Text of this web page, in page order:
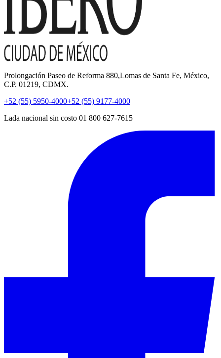
Prolongación Paseo de Reforma 880,Lomas de Santa Fe, México,
C.P. 01219, CDMX.
+52 (55) 5950-4000+52 (55) 9177-4000
Lada nacional sin costo 01 800 627-7615